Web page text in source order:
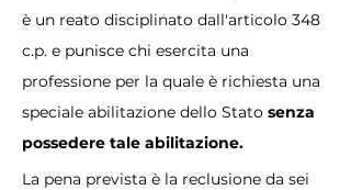
è un reato disciplinato dall'articolo 348
c.p. e punisce chi esercita una
professione per la quale è richiesta una
speciale abilitazione dello Stato senza
possedere tale abilitazione.
La pena prevista è la reclusione da sei